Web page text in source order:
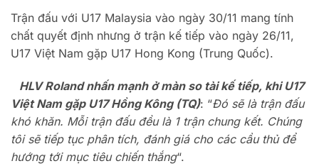
Trận đấu với U17 Malaysia vào ngày 30/11 mang tính
chất quyết định nhưng ở trận kế tiếp vào ngày 26/11,
U17 Việt Nam gặp U17 Hong Kong (Trung Quốc).
HLV Roland nhấn mạnh ở màn so tài kế tiếp, khi U17
Việt Nam gặp U17 Hồng Kông (TQ): “Đó sẽ là trận đấu
khó khăn. Mỗi trận đấu đều là 1 trận chung kết. Chúng
tôi sẽ tiếp tục phân tích, đánh giá cho các cầu thủ để
hướng tới mục tiêu chiến thắng“.